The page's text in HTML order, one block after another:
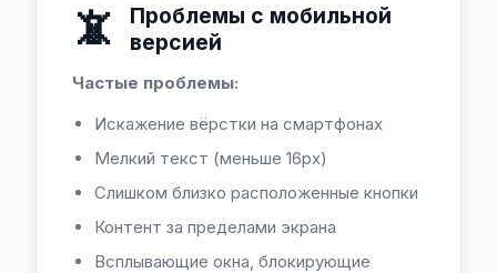
📵
Проблемы с мобильной
версией
Частые проблемы:
Искажение вёрстки на смартфонах
Мелкий текст (меньше 16px)
Слишком близко расположенные кнопки
Контент за пределами экрана
Всплывающие окна, блокирующие